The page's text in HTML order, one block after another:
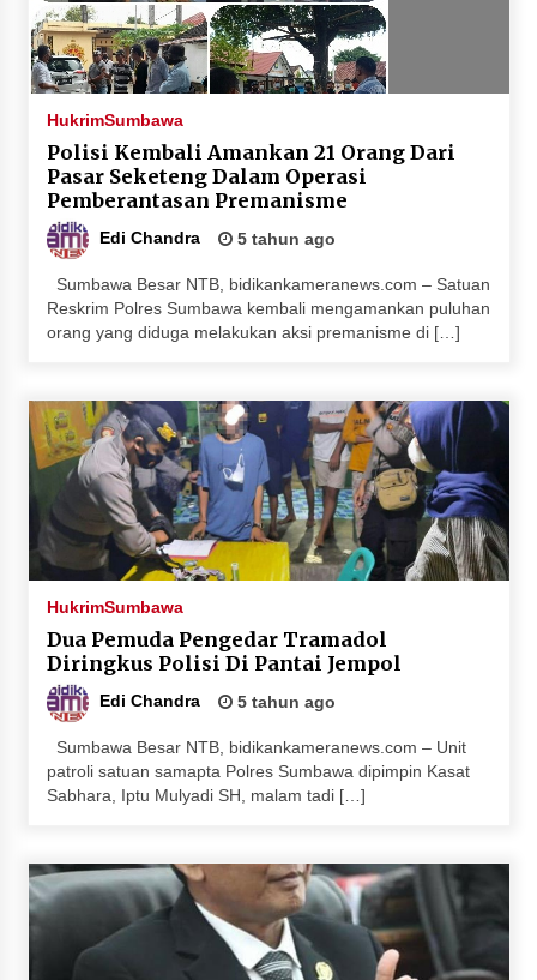
HukrimSumbawa
Polisi Kembali Amankan 21 Orang Dari
Pasar Seketeng Dalam Operasi
Pemberantasan Premanisme
Edi Chandra 5 tahun ago
Sumbawa Besar NTB, bidikankameranews.com – Satuan
Reskrim Polres Sumbawa kembali mengamankan puluhan
orang yang diduga melakukan aksi premanisme di […]
HukrimSumbawa
Dua Pemuda Pengedar Tramadol
Diringkus Polisi Di Pantai Jempol
Edi Chandra 5 tahun ago
Sumbawa Besar NTB, bidikankameranews.com – Unit
patroli satuan samapta Polres Sumbawa dipimpin Kasat
Sabhara, Iptu Mulyadi SH, malam tadi […]